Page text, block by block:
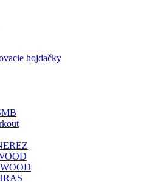
hojdačky